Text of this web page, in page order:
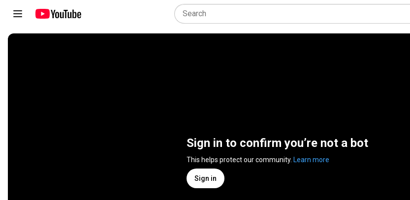
Sign in to confirm you’re not a bot
This helps protect our community. Learn more
Sign in